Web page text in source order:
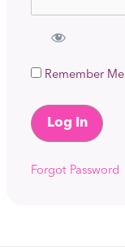
Remember Me
Forgot Password